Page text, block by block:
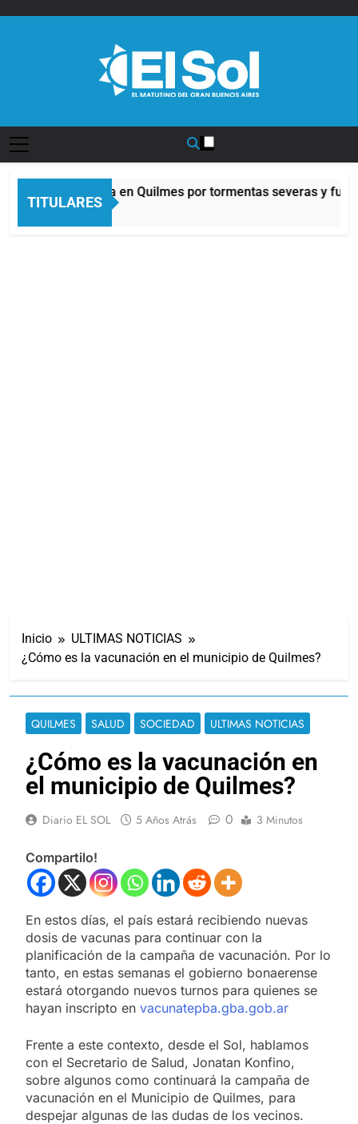
TITULARES
Alerta naranja en Quilmes por tormentas severas y
8 Horas Atrás
Inicio
ULTIMAS NOTICIAS
¿Cómo es la vacunación en el municipio de Quilmes?
QUILMES SALUD SOCIEDAD ULTIMAS NOTICIAS
¿Cómo es la vacunación en
el municipio de Quilmes?
Diario EL SOL 5 Años Atrás 0 3 Minutos
Compartilo!
En estos días, el país estará recibiendo nuevas
dosis de vacunas para continuar con la
planificación de la campaña de vacunación. Por lo
tanto, en estas semanas el gobierno bonaerense
estará otorgando nuevos turnos para quienes se
hayan inscripto en vacunatepba.gba.gob.ar
Frente a este contexto, desde el Sol, hablamos
con el Secretario de Salud, Jonatan Konfino,
sobre algunos como continuará la campaña de
vacunación en el Municipio de Quilmes, para
despejar algunas de las dudas de los vecinos.